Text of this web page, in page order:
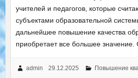
учителей и педагогов, которые
субъектами образовательной
дальнейшее повышение качества
приобретает все большее
admin 29.12.2025 Повышение